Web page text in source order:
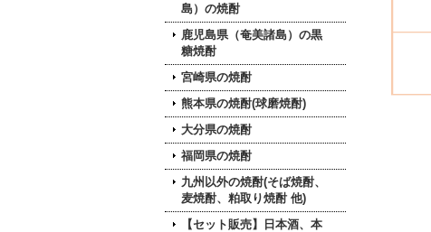
島）の焼酎
鹿児島県（奄美諸島）の黒
糖焼酎
宮崎県の焼酎
熊本県の焼酎(球磨焼酎)
大分県の焼酎
福岡県の焼酎
九州以外の焼酎(そば焼酎、
麦焼酎、粕取り焼酎 他)
【セット販売】日本酒、本